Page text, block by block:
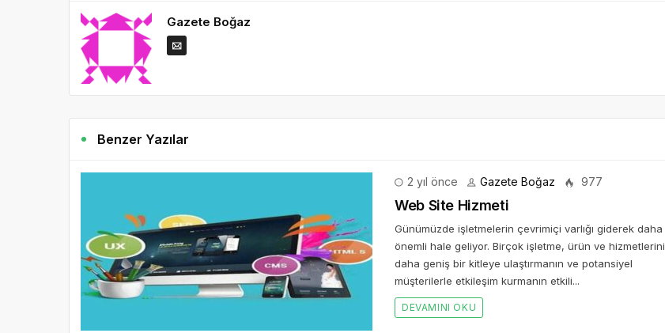
Gazete Boğaz
Benzer Yazılar
2 yıl önce Gazete Boğaz 977
Web Site Hizmeti
Günümüzde işletmelerin çevrimiçi varlığı giderek daha
önemli hale geliyor. Birçok işletme, ürün ve hizmetlerini
daha geniş bir kitleye ulaştırmanın ve potansiyel
müşterilerle etkileşim kurmanın etkili...
DEVAMINI OKU